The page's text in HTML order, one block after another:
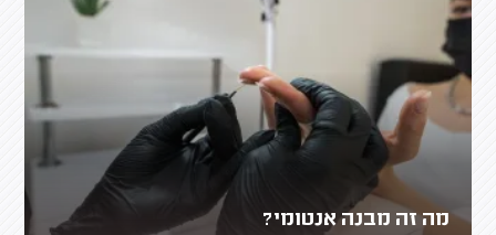
מה זה מבנה אנטומי?